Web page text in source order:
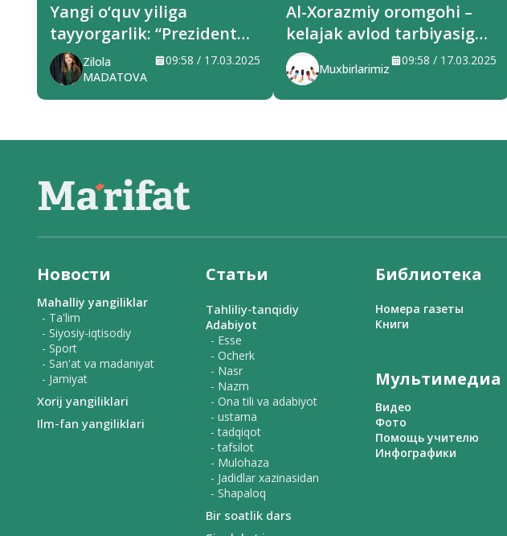
Yangi o‘quv yiliga
tayyorgarlik: “Prezident
sovg‘alari” hududlarga
yetkazilmoqda
Zilola
MADATOVA
09:58 / 17.03.2025
Al-Xorazmiy oromgohi –
kelajak avlod tarbiyasiga
xizmat qilayotgan maskan
Muxbirlarimiz
09:58 / 17.03.2025
Новости
Mahalliy yangiliklar
- Ta'lim
- Siyosiy-iqtisodiy
- Sport
- San'at va madaniyat
- Jamiyat
Xorij yangiliklari
Ilm-fan yangiliklari
Статьи
Tahliliy-tanqidiy
Adabiyot
- Esse
- Ocherk
- Nasr
- Nazm
- Ona tili va adabiyot
- ustama
- tadqiqot
- tafsilot
- Mulohaza
- Jadidlar xazinasidan
- Shapaloq
Bir soatlik dars
Библиотека
Номера газеты
Книги
Мультимедиа
Видео
Фото
Помощь учителю
Инфографики